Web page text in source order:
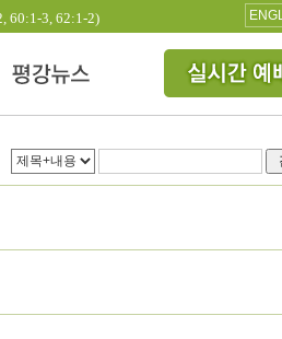
60:1-3, 62:1-2)